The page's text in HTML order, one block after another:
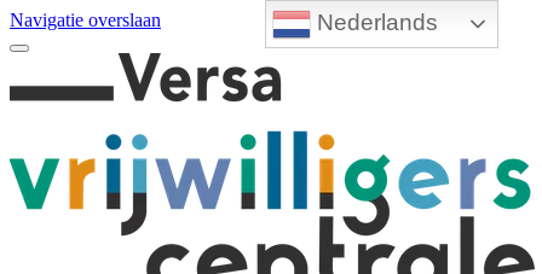
Nederlands
Navigatie overslaan